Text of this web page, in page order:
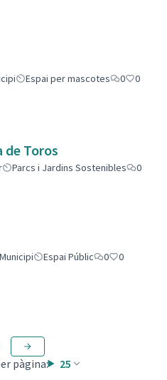
Espai per mascotes 0
0
de Toros
Parcs i Jardins Sostenibles
0
Municipi Espai Públic 0
0
pàgina: 25